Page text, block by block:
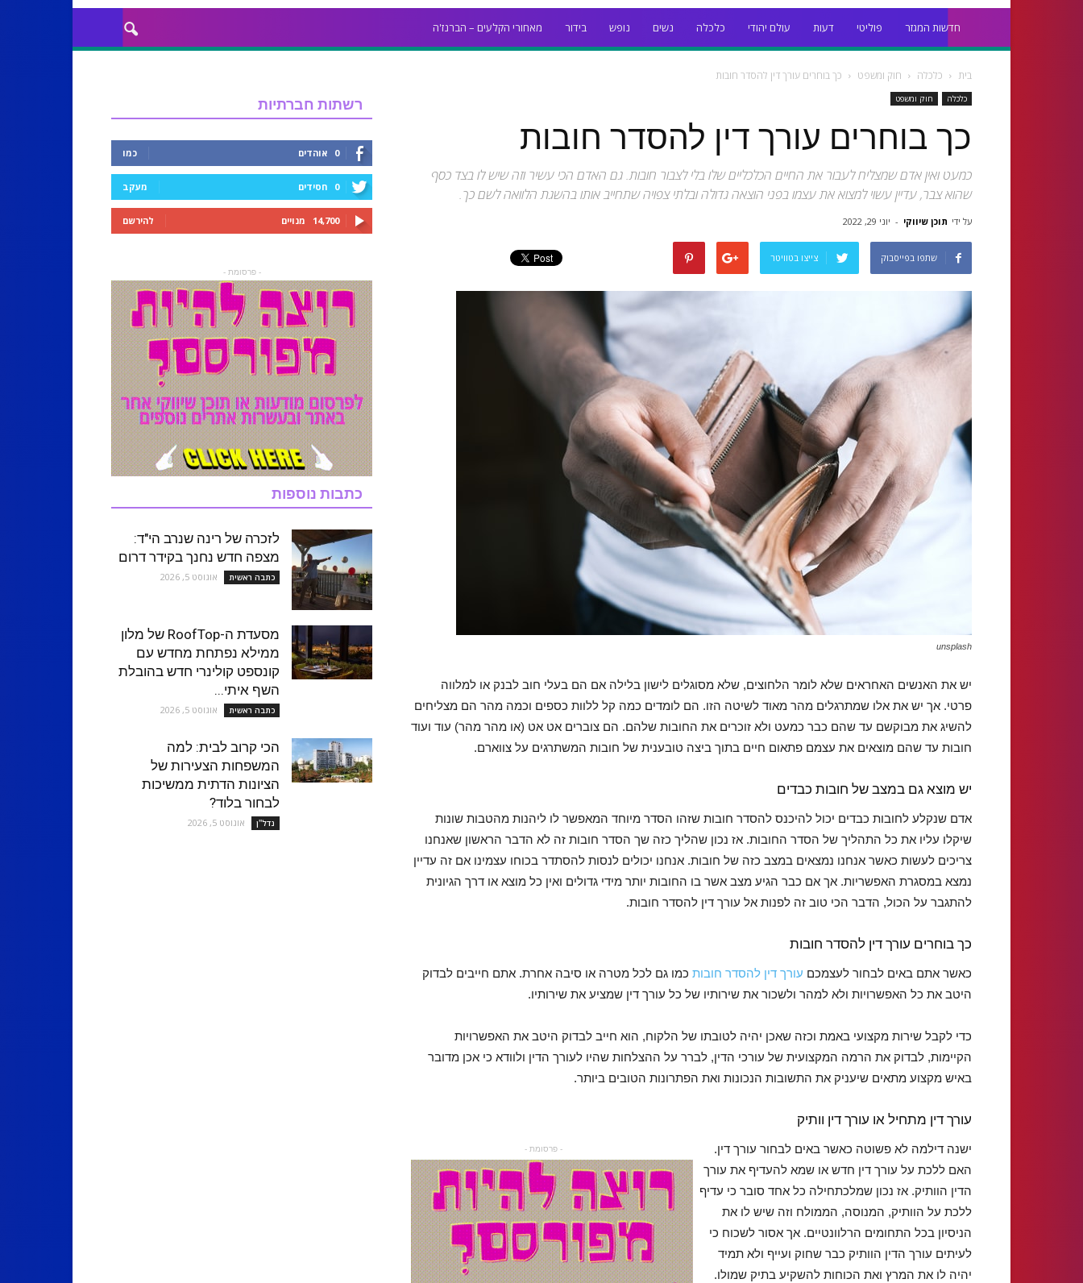
חדשות המגזר פוליטי דעות עולם יהודי כלכלה נשים נופש בידור מאחורי הקלעים – הברנז'ה
בית כלכלה חוק ומשפט כך בוחרים עורך דין להסדר חובות
כלכלה חוק ומשפט
כך בוחרים עורך דין להסדר חובות
כמעט ואין אדם שמצליח לעבור את החיים הכלכליים שלו בלי לצבור חובות. גם האדם הכי עשיר וזה שיש לו בצד כסף
שהוא צבר, עדיין עשוי למצוא את עצמו בפני הוצאה גדולה ובלתי צפויה שתחייב אותו בהשגת הלוואה לשם כך.
על ידי תוכן שיווקי - יוני 29, 2022
שתפו בפייסבוק צייצו בטוויטר
unsplash
יש את האנשים האחראים שלא לומר הלחוצים, שלא מסוגלים לישון בלילה אם הם בעלי חוב לבנק או למלווה
פרטי. אך יש את אלו שמתרגלים מהר מאוד לשיטה הזו. הם לומדים כמה קל ללוות כספים וכמה מהר הם מצליחים
להשיג את מבוקשם עד שהם כבר כמעט ולא זוכרים את החובות שלהם. הם צוברים אט אט (או מהר מהר) עוד ועוד
חובות עד שהם מוצאים את עצמם פתאום חיים בתוך ביצה טובענית של חובות המשתרגים על צווארם.
יש מוצא גם במצב של חובות כבדים
אדם שנקלע לחובות כבדים יכול להיכנס להסדר חובות שזהו הסדר מיוחד המאפשר לו ליהנות מהטבות שונות
שיקלו עליו את כל התהליך של הסדר החובות. אז נכון שהליך כזה שך הסדר חובות זה לא הדבר הראשון שאנחנו
צריכים לעשות כאשר אנחנו נמצאים במצב כזה של חובות. אנחנו יכולים לנסות להסתדר בכוחו עצמינו אם זה עדיין
נמצא במסגרת האפשריות. אך אם כבר הגיע מצב אשר בו החובות יותר מידי גדולים ואין כל מוצא או דרך הגיונית
להתגבר על הכול, הדבר הכי טוב זה לפנות אל עורך דין להסדר חובות.
כך בוחרים עורך דין להסדר חובות
כאשר אתם באים לבחור לעצמכם עורך דין להסדר חובות כמו גם לכל מטרה או סיבה אחרת. אתם חייבים לבדוק
היטב את כל האפשרויות ולא למהר ולשכור את שירותיו של כל עורך דין שמציע את שירותיו.
כדי לקבל שירות מקצועי באמת וכזה שאכן יהיה לטובתו של הלקוח, הוא חייב לבדוק היטב את האפשרויות
הקיימות, לבדוק את הרמה המקצועית של עורכי הדין, לברר על ההצלחות שהיו לעורך הדין ולוודא כי אכן מדובר
באיש מקצוע מתאים שיעניק את התשובות הנכונות ואת הפתרונות הטובים ביותר.
עורך דין מתחיל או עורך דין וותיק
- פרסומת -
ישנה דילמה לא פשוטה כאשר באים לבחור עורך דין.
האם ללכת על עורך דין חדש או שמא להעדיף את עורך
הדין הוותיק. אז נכון שמלכתחילה כל אחד סובר כי עדיף
ללכת על הוותיק, המנוסה, הממולח וזה שיש לו את
הניסיון בכל התחומים הרלוונטיים. אך אסור לשכוח כי
לעיתים עורך הדין הוותיק כבר שחוק ועייף ולא תמיד
יהיה לו את המרץ ואת הכוחות להשקיע בתיק שמולו.
רשתות חברתיות
0 אוהדים כמו
0 חסידים מעקב
14,700 מנויים להירשם
- פרסומת -
כתבות נוספות
לזכרה של רינה שנרב הי"ד:
מצפה חדש נחנך בקידר דרום
כתבה ראשית אוגוסט 5, 2026
מסעדת ה-RoofTop של מלון
ממילא נפתחת מחדש עם
קונספט קולינרי חדש בהובלת
השף איתי...
כתבה ראשית אוגוסט 5, 2026
הכי קרוב לבית: למה
המשפחות הצעירות של
הציונות הדתית ממשיכות
לבחור בלוד?
נדל''ן אוגוסט 5, 2026